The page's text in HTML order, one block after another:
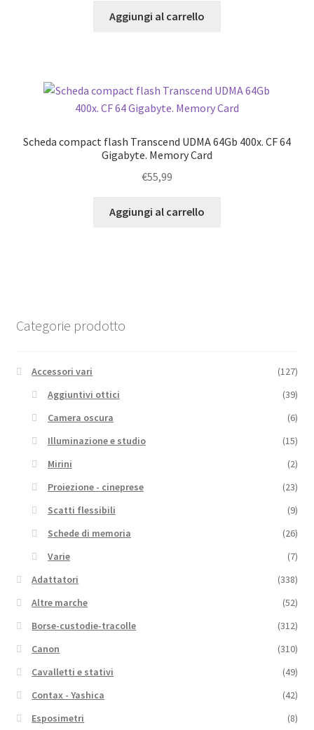
Aggiungi al carrello
Scheda compact flash Transcend UDMA 64Gb 400x. CF 64
Gigabyte. Memory Card
€55,99
Aggiungi al carrello
Categorie prodotto
Accessori vari
(127)
Aggiuntivi ottici
(39)
Camera oscura
(6)
Illuminazione e studio
(15)
Mirini
(2)
Proiezione - cineprese
(23)
Scatti flessibili
(9)
Schede di memoria
(26)
Varie
(7)
Adattatori
(338)
Altre marche
(52)
Borse-custodie-tracolle
(312)
Canon
(310)
Cavalletti e stativi
(49)
Contax - Yashica
(42)
Esposimetri
(8)